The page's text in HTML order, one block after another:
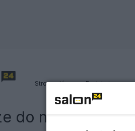
Strona główna Redakcja
do notki: